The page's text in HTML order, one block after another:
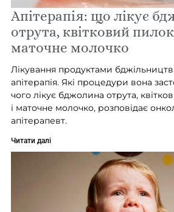
Апітерапія: що лікує
отрута, квітковий
маточне молочко
Лікування продуктами
апітерапія. Які процедури вона
чого лікує бджолина отрута,
і маточне молочко, розповідає
апітерапевт.
Читати далі